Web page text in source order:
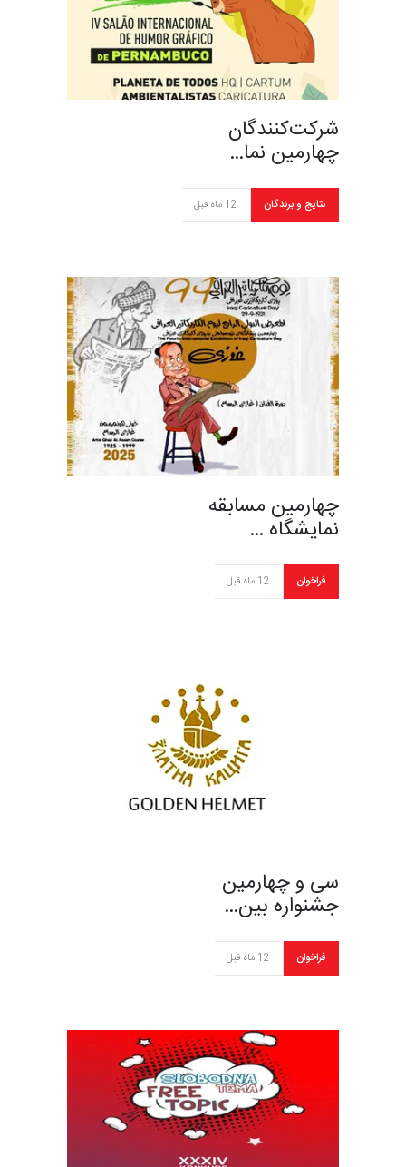
شرکت‌کنندگان
چهارمین نما…
نتایج و برندگان 12 ماه قبل
چهارمین مسابقه
نمایشگاه …
فراخوان 12 ماه قبل
سی و چهارمین
جشنواره بین…
فراخوان 12 ماه قبل